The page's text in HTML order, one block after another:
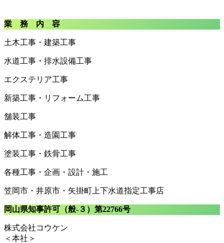
業 務 内 容
土木工事・建築工事
水道工事・排水設備工事
エクステリア工事
新築工事・リフォーム工事
舗装工事
解体工事・造園工事
塗装工事・鉄骨工事
各種工事・企画・設計・施工
笠岡市・井原市・矢掛町上下水道指定工事店
岡山県知事許可（般-３）第22766号
株式会社コウケン
＜本社＞